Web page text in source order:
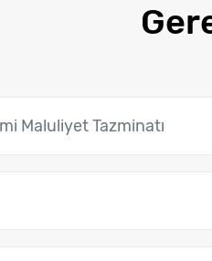
Maluliyet Tazminatı